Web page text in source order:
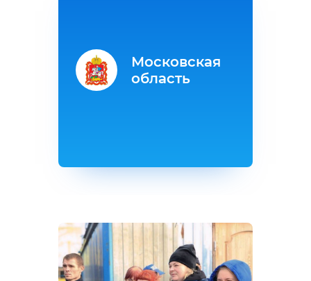
Московская
область